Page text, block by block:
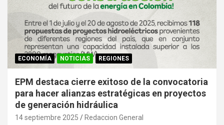
ECONOMÍA NOTICIAS REGIONES
EPM destaca cierre exitoso de la convocatoria
para hacer alianzas estratégicas en proyectos
de generación hidráulica
14 septiembre 2025 Redaccion General